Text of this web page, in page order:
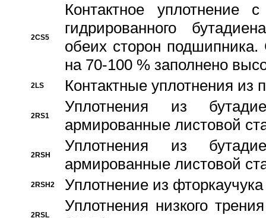
2CS5
Контактное уплотнение
гидрированного
обеих сторон
на 70-100 % заполнено
2LS Контактные уплотнения из
2RS1
Уплотнения из
армированные листовой
2RSH
Уплотнения из
армированные листовой
2RSH2 Уплотнение из
2RSL
Уплотнения низкого